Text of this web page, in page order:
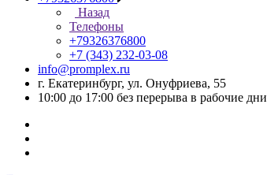
Назад
Телефоны
+79326376800
+7 (343) 232-03-08
info@promplex.ru
г. Екатеринбург, ул. Онуфриева, 55
10:00 до 17:00 без перерыва в рабочие дни